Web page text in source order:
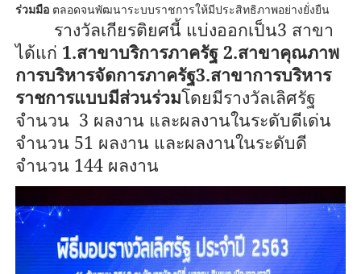
ร่วมมือตลอดจนพัฒนาระบบราชการให้มีประสิทธิภาพอย่างยั่งยืน
รางวัลเกียรติยศนี้ แบ่งออกเป็น3 สาขา
ได้แก่ 1.สาขาบริการภาครัฐ2.สาขาคุณภาพ
การบริหารจัดการภาครัฐ3.สาขาการบริหาร
ราชการแบบมีส่วนร่วมโดยมีรางวัลเลิศรัฐ
จำนวน 3 ผลงาน และผลงานในระดับดีเด่น
จำนวน 51 ผลงาน และผลงานในระดับดี
จำนวน 144ผลงาน